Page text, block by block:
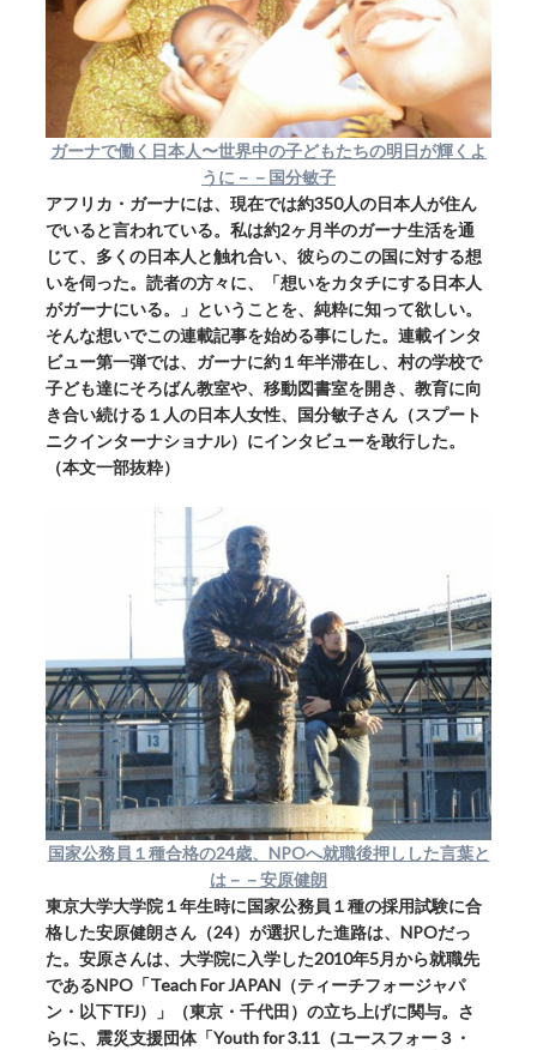
ガーナで働く日本人〜世界中の子どもたちの明日が輝くよ
うに－－国分敏子
アフリカ・ガーナには、現在では約350人の日本人が住ん
でいると言われている。私は約2ヶ月半のガーナ生活を通
じて、多くの日本人と触れ合い、彼らのこの国に対する想
いを伺った。読者の方々に、「想いをカタチにする日本人
がガーナにいる。」ということを、純粋に知って欲しい。
そんな想いでこの連載記事を始める事にした。連載インタ
ビュー第一弾では、ガーナに約１年半滞在し、村の学校で
子ども達にそろばん教室や、移動図書室を開き、教育に向
き合い続ける１人の日本人女性、国分敏子さん（スプート
ニクインターナショナル）にインタビューを敢行した。
（本文一部抜粋）
国家公務員１種合格の24歳、NPOへ就職後押しした言葉と
は－－安原健朗
東京大学大学院１年生時に国家公務員１種の採用試験に合
格した安原健朗さん（24）が選択した進路は、NPOだっ
た。安原さんは、大学院に入学した2010年5月から就職先
であるNPO「Teach For JAPAN（ティーチフォージャパ
ン・以下TFJ）」（東京・千代田）の立ち上げに関与。さ
らに、震災支援団体「Youth for 3.11（ユースフォー３・